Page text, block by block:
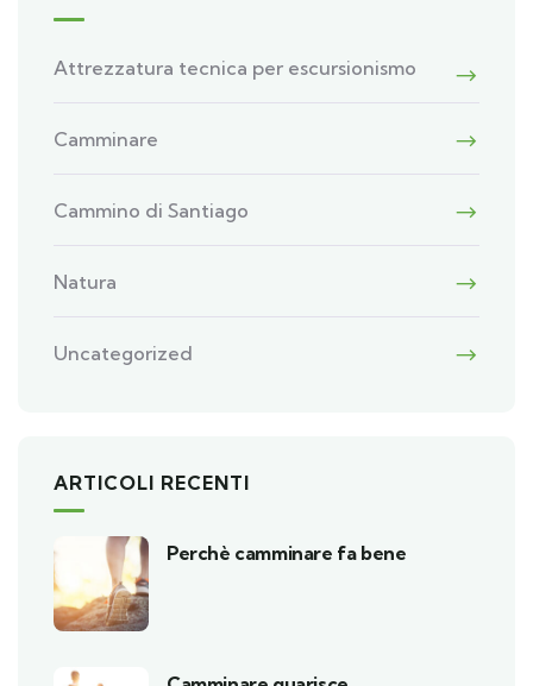
Attrezzatura tecnica per escursionismo
Camminare
Cammino di Santiago
Natura
Uncategorized
ARTICOLI RECENTI
Perchè camminare fa bene